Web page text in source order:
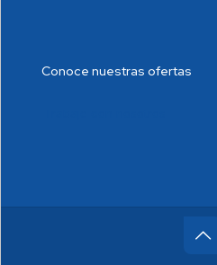
Conoce nuestras ofertas